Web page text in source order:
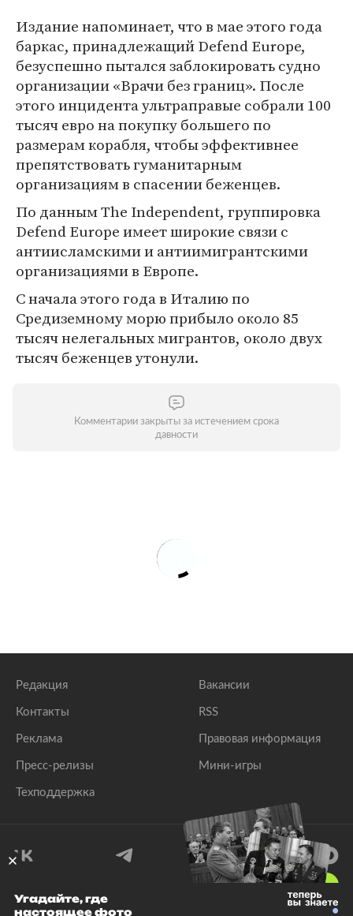
Издание напоминает, что в мае этого года
баркас, принадлежащий Defend Europe,
безуспешно пытался заблокировать судно
организации «Врачи без границ». После
этого инцидента ультраправые собрали 100
тысяч евро на покупку большего по
размерам корабля, чтобы эффективнее
препятствовать гуманитарным
организациям в спасении беженцев.
По данным The Independent, группировка
Defend Europe имеет широкие связи с
антиисламскими и антиимигрантскими
организациями в Европе.
С начала этого года в Италию по
Средиземному морю прибыло около 85
тысяч нелегальных мигрантов, около двух
тысяч беженцев утонули.
Комментарии закрыты за истечением срока
давности
Редакция
Контакты
Реклама
Пресс-релизы
Техподдержка
Вакансии
RSS
Правовая информация
Мини-игры
© 1999–2026 Все права защищены.
Угадайте, где
настоящее фото